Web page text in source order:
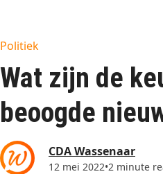
Politiek
Wat zijn de
beoogde
CDA Wassenaar
12 mei 2022•2 minute